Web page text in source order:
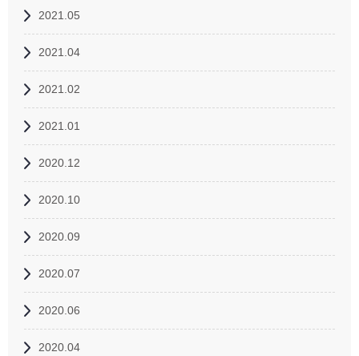
2021.05
2021.04
2021.02
2021.01
2020.12
2020.10
2020.09
2020.07
2020.06
2020.04